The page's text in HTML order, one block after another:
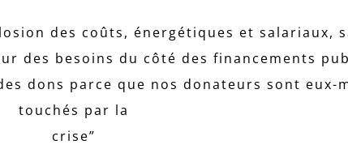
des coûts, énergétiques et salariaux,
des besoins du côté des financements
dons parce que nos donateurs sont eux-
touchés par la
crise”